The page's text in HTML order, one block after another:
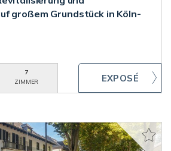
großem Grundstück in Köln-
7
ZIMMER